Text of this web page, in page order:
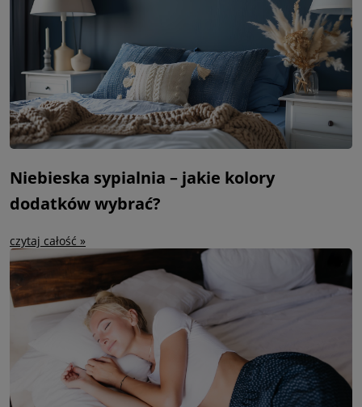
Niebieska sypialnia – jakie kolory
dodatków wybrać?
czytaj całość »